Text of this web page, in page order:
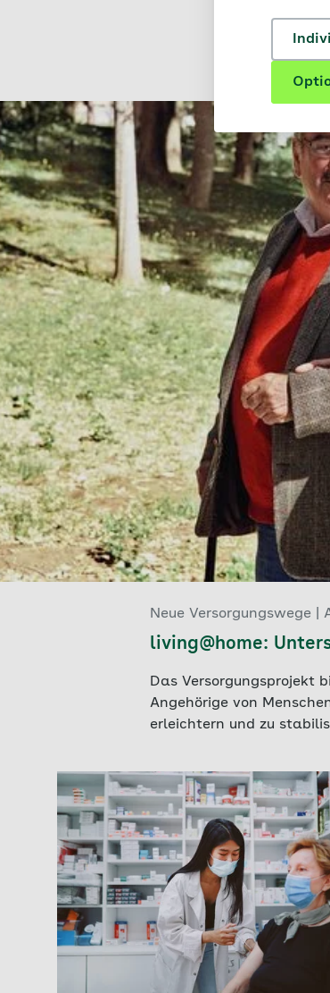
Neue Versorgungswege |
living@home:
Das Versorgungsprojekt
Angehörige von
erleichtern und zu